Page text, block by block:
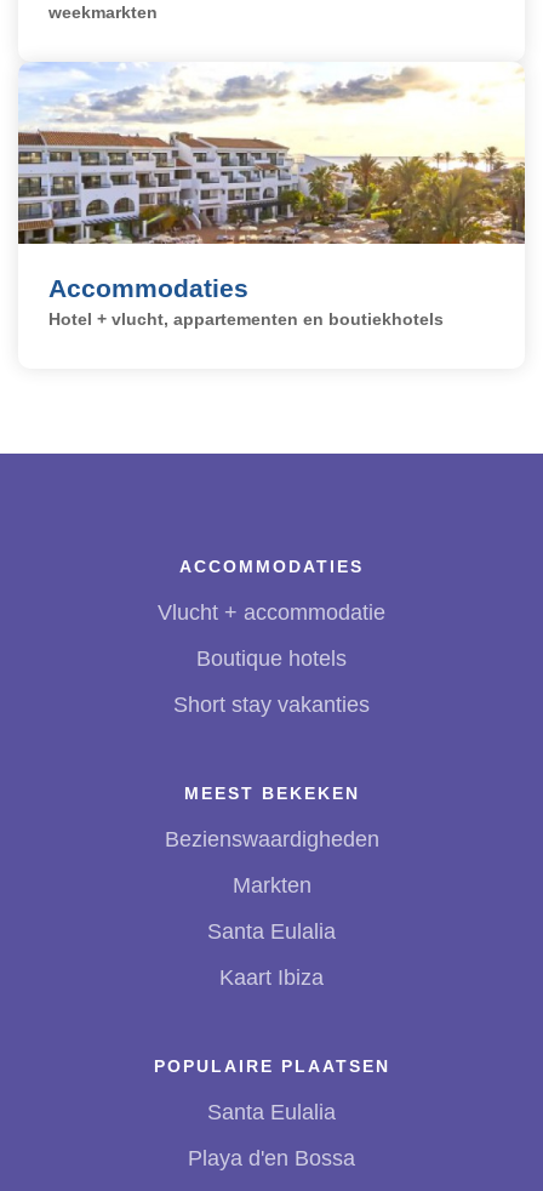
weekmarkten
Accommodaties
Hotel + vlucht, appartementen en boutiekhotels
ACCOMMODATIES
Vlucht + accommodatie
Boutique hotels
Short stay vakanties
MEEST BEKEKEN
Bezienswaardigheden
Markten
Santa Eulalia
Kaart Ibiza
POPULAIRE PLAATSEN
Santa Eulalia
Playa d'en Bossa